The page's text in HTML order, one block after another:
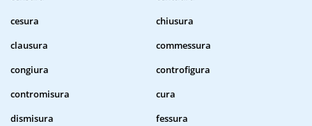
cesura
chiusura
clausura
commessura
congiura
controfigura
contromisura
cura
dismisura
fessura